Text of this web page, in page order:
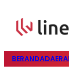
BERANDA